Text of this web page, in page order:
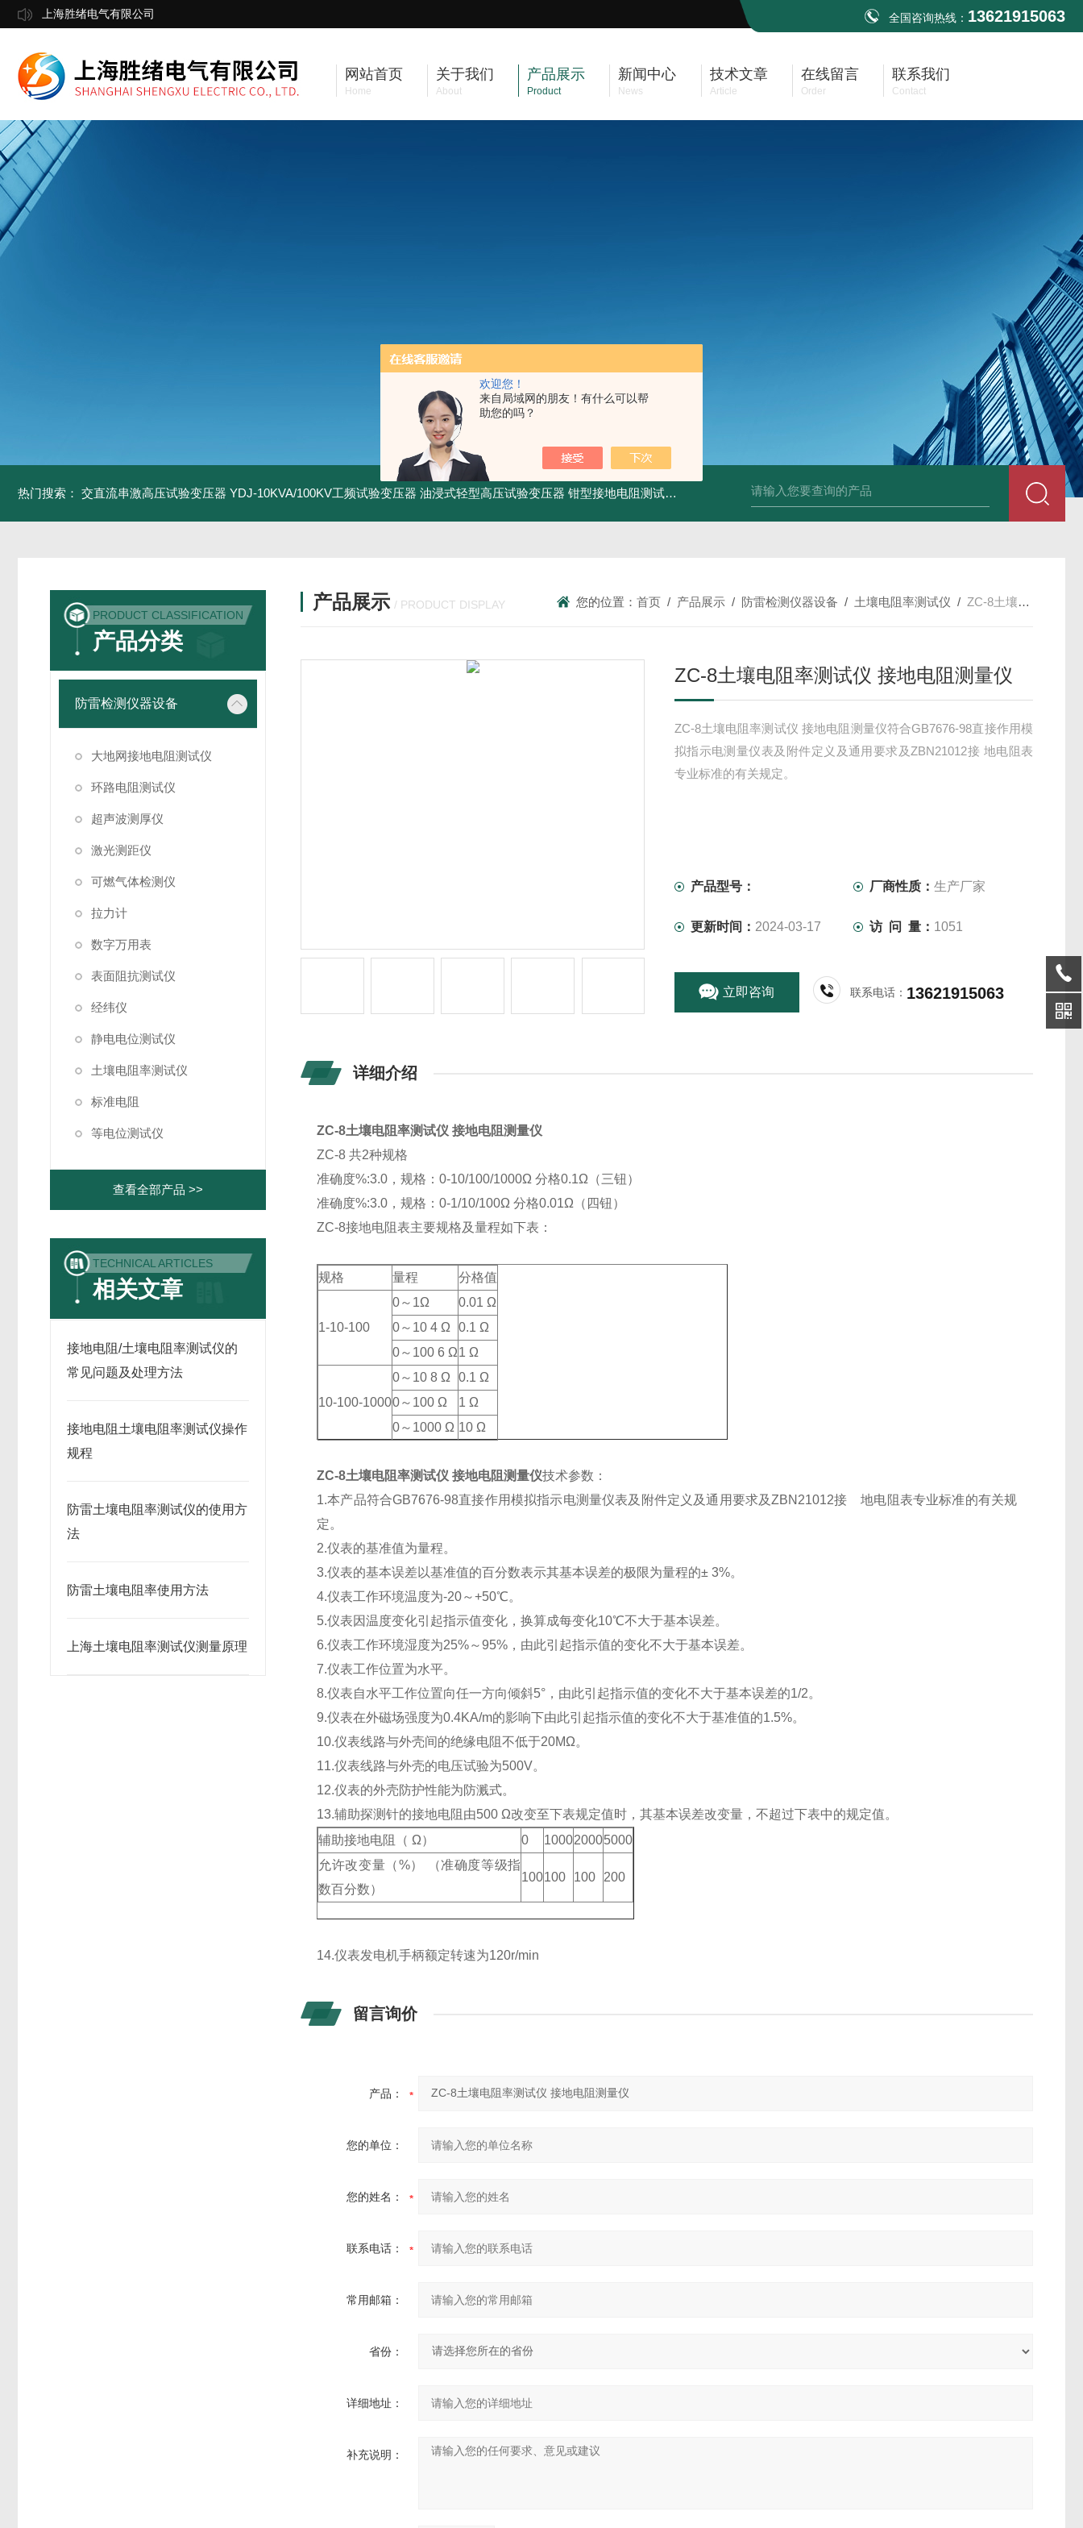
欢迎您！
来自局域网的朋友！有什么可以帮
助您的吗？
上海胜绪电气有限公司 全国咨询热线： 13621915063
网站首页
Home
关于我们
About
产品展示
Product
新闻中心
News
技术文章
Article
在线留言
Order
联系我们
Contact
热门搜索： 交直流串激高压试验变压器 YDJ-10KVA/100KV工频试验变压器 油浸式轻型高压试验变压器 钳型接地电阻测试仪 KDCR4400双钳相位伏安表 ML12A手持式相位伏安表 SMG2000E钳形相位
PRODUCT CLASSIFICATION
产品分类
防雷检测仪器设备
大地网接地电阻测试仪
环路电阻测试仪
超声波测厚仪
激光测距仪
可燃气体检测仪
拉力计
数字万用表
表面阻抗测试仪
经纬仪
静电电位测试仪
土壤电阻率测试仪
标准电阻
等电位测试仪
查看全部产品 >>
TECHNICAL ARTICLES
相关文章
接地电阻/土壤电阻率测试仪的
常见问题及处理方法
接地电阻土壤电阻率测试仪操作
规程
防雷土壤电阻率测试仪的使用方
法
防雷土壤电阻率使用方法
上海土壤电阻率测试仪测量原理
产品展示 / PRODUCT DISPLAY 您的位置：首页 / 产品展示 / 防雷检测仪器设备 / 土壤电阻率测试仪 / ZC-8土壤电阻率测试仪 接地电阻测量仪
ZC-8土壤电阻率测试仪 接地电阻测量仪
ZC-8土壤电阻率测试仪 接地电阻测量仪符合GB7676-98直接作用模
拟指示电测量仪表及附件定义及通用要求及ZBN21012接 地电阻表
专业标准的有关规定。
产品型号： 厂商性质：生产厂家
更新时间： 2024-03-17 访 问 量： 1051
立即咨询 联系电话： 13621915063
详细介绍
ZC-8土壤电阻率测试仪 接地电阻测量仪
ZC-8 共2种规格
准确度%:3.0，规格：0-10/100/1000Ω 分格0.1Ω（三钮）
准确度%:3.0，规格：0-1/10/100Ω 分格0.01Ω（四钮）
ZC-8接地电阻表主要规格及量程如下表：
规格 量程 分格值
1-10-100
0～1Ω
0.01 Ω
0～10 4 Ω
0.1 Ω
0～100 6 Ω1 Ω
10-100-1000
0～10 8 Ω
0.1 Ω
0～100 Ω
1 Ω
0～1000 Ω 10 Ω
ZC-8土壤电阻率测试仪 接地电阻测量仪技术参数：
1.本产品符合GB7676-98直接作用模拟指示电测量仪表及附件定义及通用要求及ZBN21012接 地电阻表专业标准的有关规
定。
2.仪表的基准值为量程。
3.仪表的基本误差以基准值的百分数表示其基本误差的极限为量程的± 3%。
4.仪表工作环境温度为-20～+50℃。
5.仪表因温度变化引起指示值变化，换算成每变化10℃不大于基本误差。
6.仪表工作环境湿度为25%～95%，由此引起指示值的变化不大于基本误差。
7.仪表工作位置为水平。
8.仪表自水平工作位置向任一方向倾斜5°，由此引起指示值的变化不大于基本误差的1/2。
9.仪表在外磁场强度为0.4KA/m的影响下由此引起指示值的变化不大于基准值的1.5%。
10.仪表线路与外壳间的绝缘电阻不低于20MΩ。
11.仪表线路与外壳的电压试验为500V。
12.仪表的外壳防护性能为防溅式。
13.辅助探测针的接地电阻由500 Ω改变至下表规定值时，其基本误差改变量，不超过下表中的规定值。
辅助接地电阻（ Ω）
0 100020005000
允许改变量（%） （准确度等级指
数百分数）
100100 100 200
14.仪表发电机手柄额定转速为120r/min
留言询价
产品：
您的单位：
您的姓名：
联系电话：
常用邮箱：
省份：
详细地址：
补充说明：